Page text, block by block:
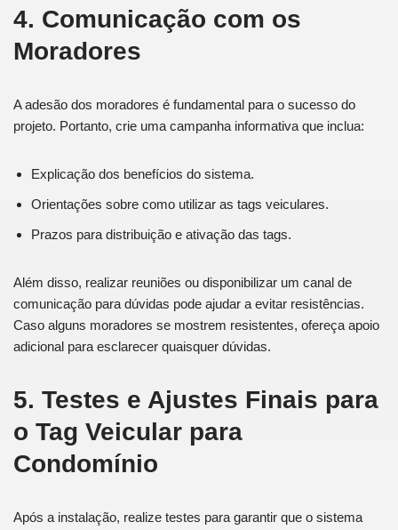
4. Comunicação com os
Moradores
A adesão dos moradores é fundamental para o sucesso do
projeto. Portanto, crie uma campanha informativa que inclua:
Explicação dos benefícios do sistema.
Orientações sobre como utilizar as tags veiculares.
Prazos para distribuição e ativação das tags.
Além disso, realizar reuniões ou disponibilizar um canal de
comunicação para dúvidas pode ajudar a evitar resistências.
Caso alguns moradores se mostrem resistentes, ofereça apoio
adicional para esclarecer quaisquer dúvidas.
5. Testes e Ajustes Finais para
o Tag Veicular para
Condomínio
Após a instalação, realize testes para garantir que o sistema